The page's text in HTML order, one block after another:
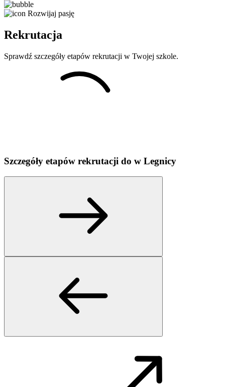
Rozwijaj pasję
Rekrutacja
Sprawdź szczegóły etapów rekrutacji w Twojej szkole.
Szczegóły etapów rekrutacji do w Legnicy